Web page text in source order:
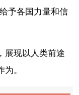
予各国力量和信
展现以人类前途
。